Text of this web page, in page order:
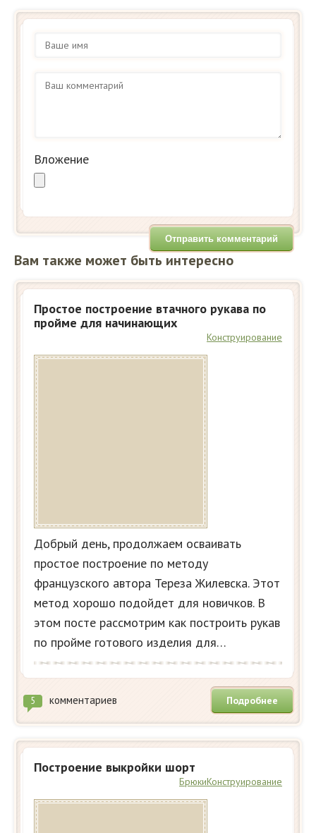
Вложение
Вам также может быть интересно
Простое построение втачного рукава по
пройме для начинающих
Конструирование
Добрый день, продолжаем осваивать
простое построение по методу
французского автора Тереза Жилевска. Этот
метод хорошо подойдет для новичков. В
этом посте рассмотрим как построить рукав
по пройме готового изделия для…
5 комментариев Подробнее
Построение выкройки шорт
БрюкиКонструирование